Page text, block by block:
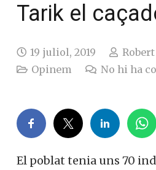
Tarik el
19 juliol, 2019
Opinem
No hi ha
El poblat tenia uns 70